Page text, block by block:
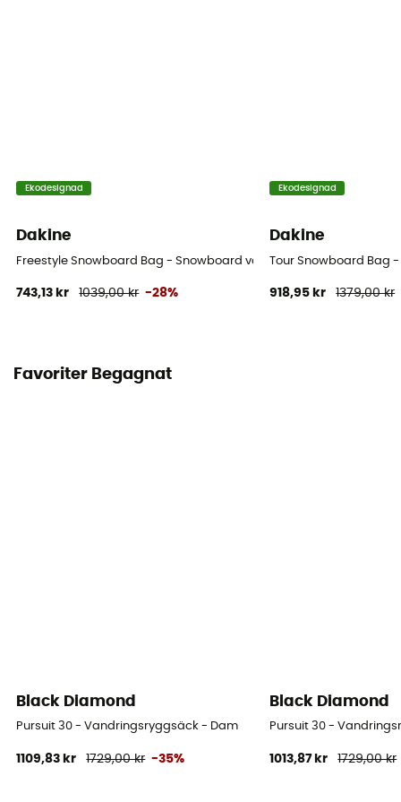
Ekodesignad
Dakine
Freestyle Snowboard Bag - Snowboard väska
743,13 kr 1039,00 kr -28%
Ekodesignad
Dakine
Tour Snowboard Bag
918,95 kr 1379,00 kr
Favoriter Begagnat
Black Diamond
Pursuit 30 - Vandringsryggsäck - Dam
1109,83 kr 1729,00 kr -35%
Black Diamond
Pursuit 30 -
1013,87 kr 1729,00 kr